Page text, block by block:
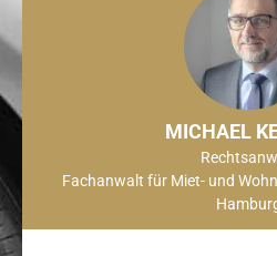
MICHAEL
Fachanwalt für Miet- und